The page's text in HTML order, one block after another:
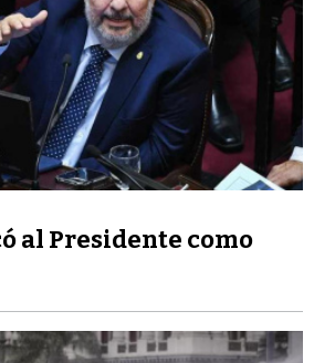
al Presidente como